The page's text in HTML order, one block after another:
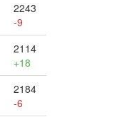
2243
-9
2114
+18
2184
-6